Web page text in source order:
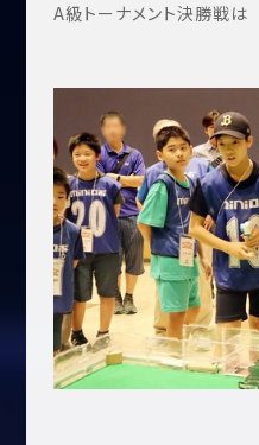
A級トーナメント決勝戦は